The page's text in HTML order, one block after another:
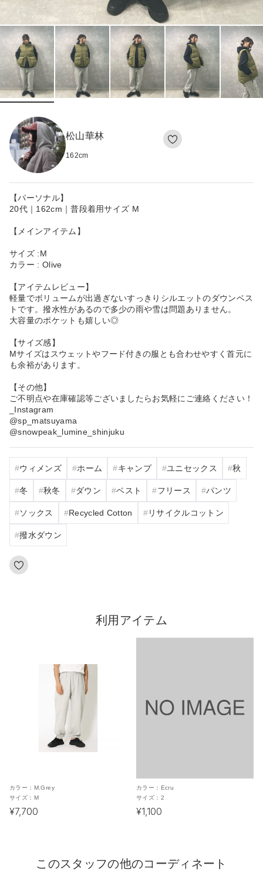
松山華林
162cm
【パーソナル】
20代｜162cm｜普段着用サイズ M
【メインアイテム】
サイズ :M
カラー : Olive
【アイテムレビュー】
軽量でボリュームが出過ぎないすっきりシルエットのダウンベス
トです。撥水性があるので多少の雨や雪は問題ありません。
大容量のポケットも嬉しい◎
【サイズ感】
Mサイズはスウェットやフード付きの服とも合わせやすく首元に
も余裕があります。
【その他】
ご不明点や在庫確認等ございましたらお気軽にご連絡ください！
_Instagram
@sp_matsuyama
@snowpeak_lumine_shinjuku
ウィメンズ ホーム キャンプ ユニセックス 秋
冬 秋冬 ダウン ベスト フリース パンツ
ソックス Recycled Cotton リサイクルコットン
撥水ダウン
利用アイテム
カラー： M.Grey
サイズ： M
¥7,700
カラー： Ecru
サイズ： 2
¥1,100
このスタッフの他のコーディネート